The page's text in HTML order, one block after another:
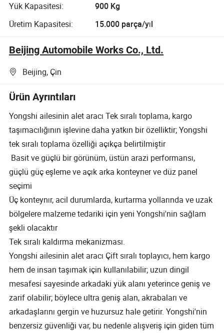
Yük Kapasitesi:
900 Kg
Üretim Kapasitesi:
15.000 parça/yıl
Beijing Automobile Works Co., Ltd.
Beijing, Çin
Ürün Ayrıntıları
Yongshi ailesinin alet aracı Tek sıralı toplama, kargo
taşımacılığının işlevine daha yatkın bir özelliktir; Yongshi
tek sıralı toplama özelliği açıkça belirtilmiştir
Basit ve güçlü bir görünüm, üstün arazi performansı,
güçlü güç eşleme ve açık arka konteyner ve düz panel
seçimi
Üç konteynır, acil durumlarda, kurtarma yollarında ve uzak
bölgelere malzeme tedariki için yeni Yongshi'nin sağlam
şekli olacaktır
Tek sıralı kaldırma mekanizması.
Yongshi ailesinin alet aracı Çift sıralı toplayıcı, hem kargo
hem de insan taşımak için kullanılabilir; uzun dingil
mesafesi sayesinde arkadaki yük alanı yeterince geniş ve
zarif olabilir; böylece ultra geniş alan, akrabaları ve
arkadaşlarını gergin ve huzursuz hale getirir. Yongshi'nin
benzersiz güvenliği var, bu nedenle alışveriş için giden tüm